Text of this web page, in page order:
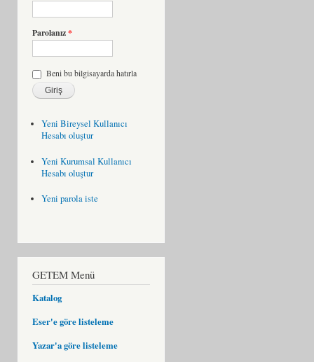
Parolanız*
Beni bu bilgisayarda hatırla
Yeni Bireysel Kullanıcı
Hesabı oluştur
Yeni Kurumsal Kullanıcı
Hesabı oluştur
Yeni parola iste
GETEM Menü
Katalog
Eser'e göre listeleme
Yazar'a göre listeleme